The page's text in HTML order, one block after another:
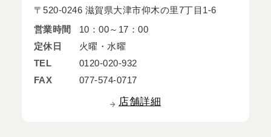
〒520-0246 滋賀県大津市仰木の里7丁目1-6
営業時間
10：00～17：00
定休日
火曜・水曜
TEL
0120-020-932
FAX
077-574-0717
店舗詳細